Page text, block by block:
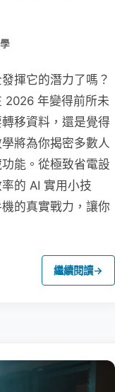
揮它的潛力了嗎？
2026 年變得前所未
移資料，還是覺得
將為你揭密多數人
能。從極致省電設
的 AI 實用小技
的真實戰力，讓你
繼續閱讀→